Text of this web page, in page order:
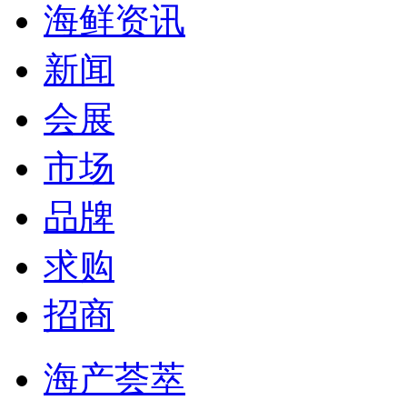
海鲜资讯
新闻
会展
市场
品牌
求购
招商
海产荟萃